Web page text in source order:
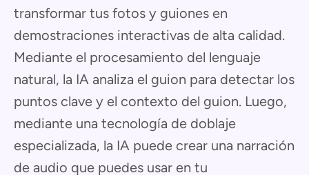
transformar tus fotos y guiones en
demostraciones interactivas de alta calidad.
Mediante el procesamiento del lenguaje
natural, la IA analiza el guion para detectar los
puntos clave y el contexto del guion. Luego,
mediante una tecnología de doblaje
especializada, la IA puede crear una narración
de audio que puedes usar en tu